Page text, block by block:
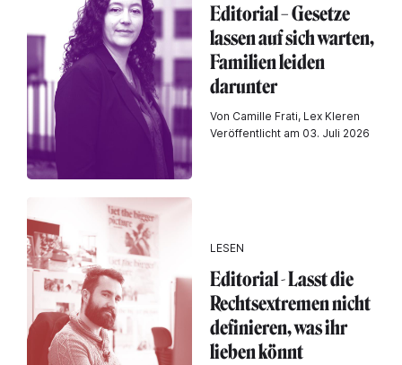
Editorial – Gesetze
lassen auf sich warten,
Familien leiden
darunter
Von Camille Frati, Lex Kleren
Veröffentlicht am 03. Juli 2026
LESEN
Editorial - Lasst die
Rechtsextremen nicht
definieren, was ihr
lieben könnt